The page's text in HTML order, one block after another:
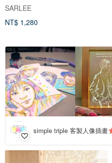
SARLEE
NT$ 1,280
simple triple 客製人像插畫